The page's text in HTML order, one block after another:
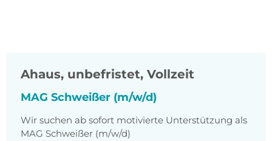
Ahaus, unbefristet, Vollzeit
MAG Schweißer (m/w/d)
Wir suchen ab sofort motivierte Unterstützung als
MAG Schweißer (m/w/d)